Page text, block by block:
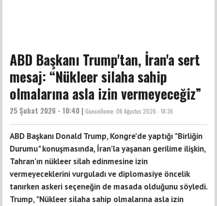
ABD Başkanı Trump'tan, İran'a sert
mesaj: “Nükleer silaha sahip
olmalarına asla izin vermeyeceğiz”
25 Şubat 2026 - 10:40 | Güncelleme: 06 Ağustos 2026 - 18:36
ABD Başkanı Donald Trump, Kongre’de yaptığı "Birliğin
Durumu" konuşmasında, İran’la yaşanan gerilime ilişkin,
Tahran’ın nükleer silah edinmesine izin
vermeyeceklerini vurguladı ve diplomasiye öncelik
tanırken askeri seçeneğin de masada olduğunu söyledi.
Trump, "Nükleer silaha sahip olmalarına asla izin